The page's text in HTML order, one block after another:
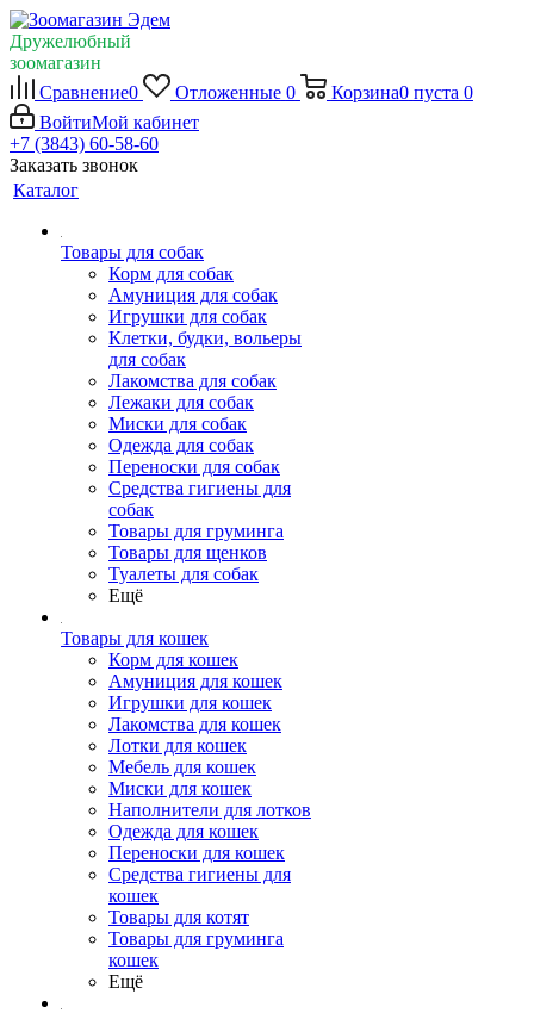
Дружелюбный
зоомагазин
Сравнение0 Отложенные 0 Корзина0 пуста 0
ВойтиМой кабинет
+7 (3843) 60-58-60
Заказать звонок
Каталог
Товары для собак
Корм для собак
Амуниция для собак
Игрушки для собак
Клетки, будки, вольеры
для собак
Лакомства для собак
Лежаки для собак
Миски для собак
Одежда для собак
Переноски для собак
Средства гигиены для
собак
Товары для груминга
Товары для щенков
Туалеты для собак
Ещё
Товары для кошек
Корм для кошек
Амуниция для кошек
Игрушки для кошек
Лакомства для кошек
Лотки для кошек
Мебель для кошек
Миски для кошек
Наполнители для лотков
Одежда для кошек
Переноски для кошек
Средства гигиены для
кошек
Товары для котят
Товары для груминга
кошек
Ещё